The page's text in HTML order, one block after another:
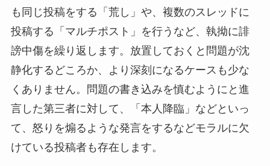
も同じ投稿をする「荒し」や、複数のスレッドに
投稿する「マルチポスト」を行うなど、執拗に誹
謗中傷を繰り返します。放置しておくと問題が沈
静化するどころか、より深刻になるケースも少な
くありません。問題の書き込みを慎むようにと進
言した第三者に対して、「本人降臨」などといっ
て、怒りを煽るような発言をするなどモラルに欠
けている投稿者も存在します。